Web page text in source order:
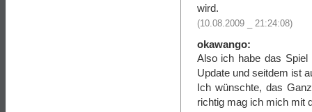
wird.
(10.08.2009 _ 21:24:08)
okawango:
Also ich habe das
Update und seitdem ist
Ich wünschte, das
richtig mag ich mich mit